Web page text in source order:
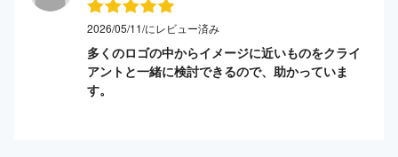
2026/05/11/にレビュー済み
多くのロゴの中からイメージに近いものをクライ
アントと一緒に検討できるので、助かっていま
す。